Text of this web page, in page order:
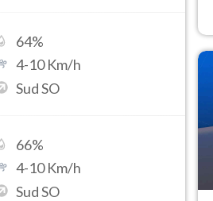
64%
4-10Km/h
Sud SO
66%
4-10Km/h
Sud SO